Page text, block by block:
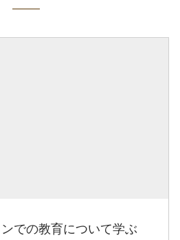
での教育について学ぶ